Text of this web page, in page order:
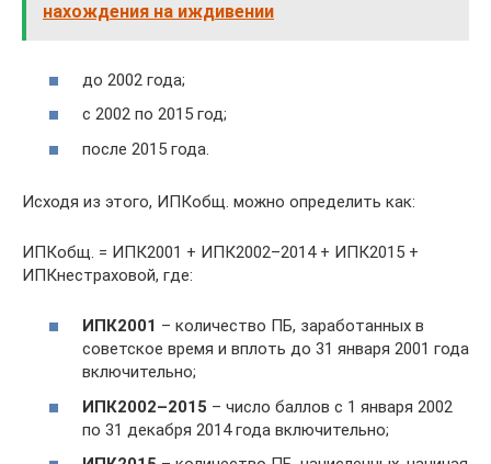
нахождения на иждивении
до 2002 года;
с 2002 по 2015 год;
после 2015 года.
Исходя из этого, ИПКобщ. можно определить как:
ИПКобщ. = ИПК2001 + ИПК2002–2014 + ИПК2015 +
ИПКнестраховой, где:
ИПК2001 – количество ПБ, заработанных в
советское время и вплоть до 31 января 2001 года
включительно;
ИПК2002–2015 – число баллов с 1 января 2002
по 31 декабря 2014 года включительно;